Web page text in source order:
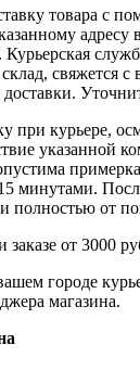
товара с
адресу
свяжется
при курьере,
указанной
минутами.
полностью от
заказе от 3000
городе
магазина.